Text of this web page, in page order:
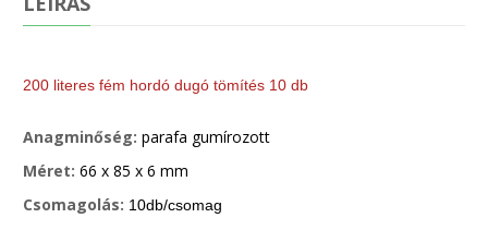
200 literes fém hordó dugó tömítés 10 db
Anagminőség: parafa gumírozott
Méret: 66 x 85 x 6 mm
Csomagolás: 10db/csomag